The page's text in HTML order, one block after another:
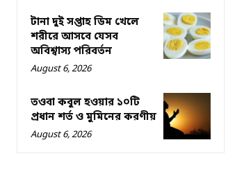
টানা দুই সপ্তাহ ডিম খেলে
শরীরে আসবে যেসব
অবিশ্বাস্য পরিবর্তন
August 6, 2026
তওবা কবুল হওয়ার ১০টি
প্রধান শর্ত ও মুমিনের করণীয়
August 6, 2026